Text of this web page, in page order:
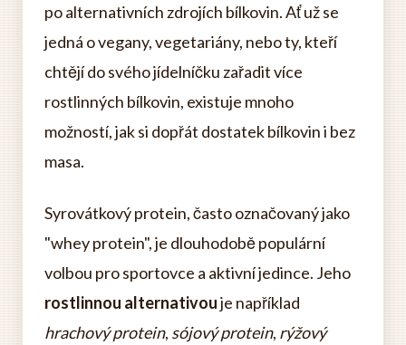
po alternativních zdrojích bílkovin. Ať už se
jedná o vegany, vegetariány, nebo ty, kteří
chtějí do svého jídelníčku zařadit více
rostlinných bílkovin, existuje mnoho
možností, jak si dopřát dostatek bílkovin i bez
masa.
Syrovátkový protein, často označovaný jako
"whey protein", je dlouhodobě populární
volbou pro sportovce a aktivní jedince. Jeho
rostlinnou alternativouje například
hrachový protein, sójový protein, rýžový